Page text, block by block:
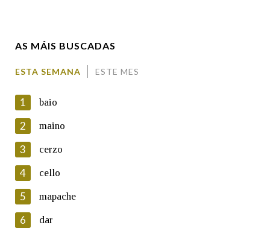
En cumprimento da normativa vixente en materia de
Protección de Datos de Carácter Persoal, a Real Academia
Galega informa a aqueles usuarios que faciliten o seu correo
electrónico, así como calquera outra información de carácter
persoal, que estes datos serán obxecto de tratamento
automatizado de carácter confidencial e incorporados aos seus
ficheiros informáticos. Así mesmo, os usuarios poderán exercer o
AS MÁIS BUSCADAS
ESTA SEMANA ESTE MES
1 baio
2 maino
3 cerzo
4 cello
5 mapache
6 dar